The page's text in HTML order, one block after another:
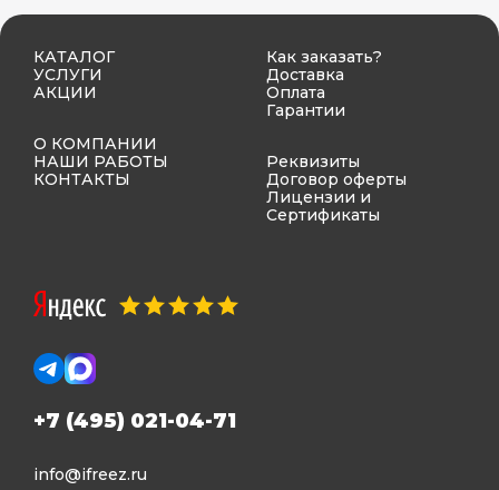
КАТАЛОГ
УСЛУГИ
АКЦИИ
О КОМПАНИИ
НАШИ РАБОТЫ
КОНТАКТЫ
Как заказать?
Доставка
Оплата
Гарантии
Реквизиты
Договор оферты
Лицензии и
Сертификаты
+7 (495) 021-04-71
info@ifreez.ru